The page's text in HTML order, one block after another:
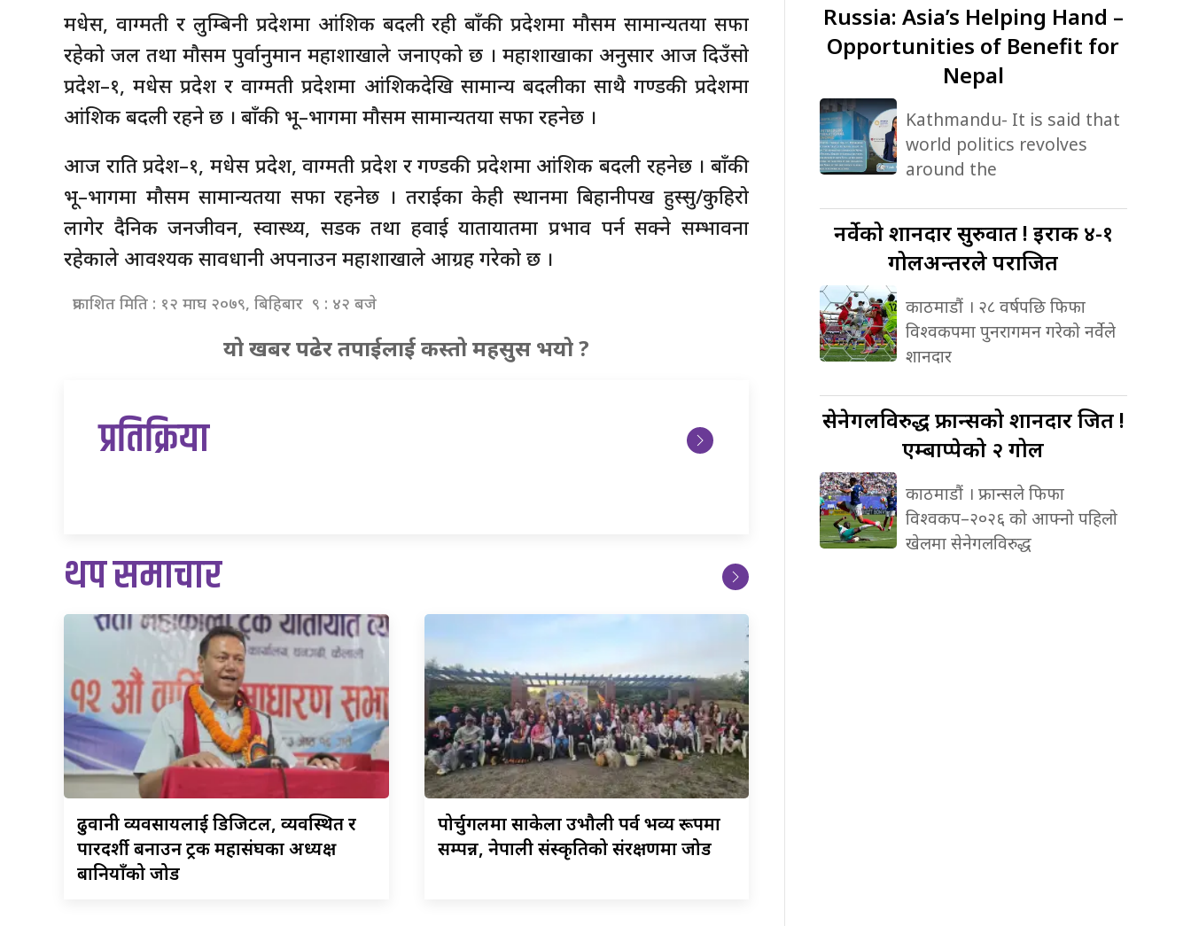
मधेस, वाग्मती र लुम्बिनी प्रदेशमा आंशिक बदली रही बाँकी प्रदेशमा मौसम सामान्यतया सफा
रहेको जल तथा मौसम पुर्वानुमान महाशाखाले जनाएको छ । महाशाखाका अनुसार आज दिउँसो
प्रदेश–१, मधेस प्रदेश र वाग्मती प्रदेशमा आंशिकदेखि सामान्य बदलीका साथै गण्डकी प्रदेशमा
आंशिक बदली रहने छ । बाँकी भू–भागमा मौसम सामान्यतया सफा रहनेछ ।
आज राति प्रदेश–१, मधेस प्रदेश, वाग्मती प्रदेश र गण्डकी प्रदेशमा आंशिक बदली रहनेछ । बाँकी
भू–भागमा मौसम सामान्यतया सफा रहनेछ । तराईका केही स्थानमा बिहानीपख हुस्सु/कुहिरो
लागेर दैनिक जनजीवन, स्वास्थ्य, सडक तथा हवाई यातायातमा प्रभाव पर्न सक्ने सम्भावना
रहेकाले आवश्यक सावधानी अपनाउन महाशाखाले आग्रह गरेको छ ।
प्रकाशित मिति : १२ माघ २०७९, बिहिबार ९ : ४२ बजे
यो खबर पढेर तपाईलाई कस्तो महसुस भयो ?
प्रतिक्रिया
थप समाचार
ढुवानीव्यवसायलाई डिजिटल, व्यवस्थित र
पारदर्शी बनाउन ट्रक महासंघका अध्यक्ष
बानियाँको जोड
पोर्चुगलमासाकेला उभौली पर्व भव्य रूपमा
सम्पन्न, नेपाली संस्कृतिको संरक्षणमा जोड
Russia: Asia’s Helping Hand –
Opportunities of Benefit for
Nepal
Kathmandu- It is said that
world politics revolves
around the
नर्वेकोशानदार सुरुवात ! इराक ४-१
गोलअन्तरले पराजित
काठमाडौं । २८ वर्षपछि फिफा
विश्वकपमा पुनरागमन गरेको नर्वेले
शानदार
सेनेगलविरुद्धफ्रान्सको शानदार जित !
एम्बाप्पेको २ गोल
काठमाडौं । फ्रान्सले फिफा
विश्वकप–२०२६ को आफ्नो पहिलो
खेलमा सेनेगलविरुद्ध